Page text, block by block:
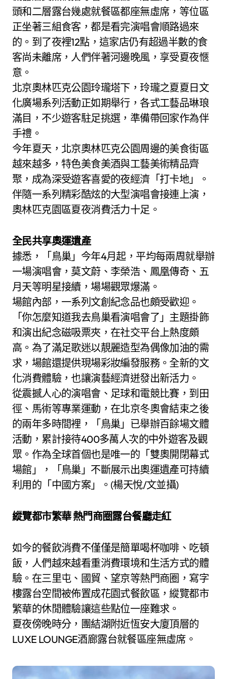
頭和二層露台幾處就餐區都座無虛席，等位區
正坐著三組食客，都是看完演唱會順路過來
的。到了夜裡12點，這家店仍有超過半數的食
客尚未離席，人們伴著河邊晚風，享受夏夜愜
意。
北京奧林匹克公園玲瓏塔下，玲瓏之夏夏日文
化廣場系列活動正如期舉行，各式工藝品琳琅
滿目，不少遊客駐足挑選，準備帶回家作為伴
手禮。
今年夏天，北京奧林匹克公園周邊的美食街區
越來越多，特色美食美酒與工藝美術精品齊
聚，成為深受遊客喜愛的夜經濟「打卡地」。
伴隨一系列精彩酷炫的大型演唱會接連上演，
奧林匹克園區夏夜消費活力十足。
全民共享奧運遺產
據悉，「鳥巢」今年4月起，平均每兩周就舉辦
一場演唱會，莫文蔚、李榮浩、鳳凰傳奇、五
月天等明星接續，場場觀眾爆滿。
場館內部，一系列文創紀念品也頗受歡迎。
「你怎麼知道我去鳥巢看演唱會了」主題掛飾
和演出紀念磁吸票夾，在社交平台上熱度頗
高。為了滿足歌迷以靚麗造型為偶像加油的需
求，場館還提供現場彩妝編發服務。全新的文
化消費體驗，也讓演藝經濟迸發出新活力。
從震撼人心的演唱會、足球和電競比賽，到田
徑、馬術等專業運動，在北京冬奧會結束之後
的兩年多時間裡，「鳥巢」已舉辦百餘場文體
活動，累計接待400多萬人次的中外遊客及觀
眾。作為全球首個也是唯一的「雙奧開閉幕式
場館」，「鳥巢」不斷展示出奧運遺產可持續
利用的「中國方案」。(楊天悅/文並攝)
縱覽都市繁華 熱門商圈露台餐廳走紅
如今的餐飲消費不僅僅是簡單喝杯咖啡、吃頓
飯，人們越來越看重消費環境和生活方式的體
驗。在三里屯、國貿、望京等熱門商圈，寫字
樓露台空間被佈置成花園式餐飲區，縱覽都市
繁華的休閒體驗讓這些點位一座難求。
夏夜傍晚時分，團結湖附近恆安大廈頂層的
LUXE LOUNGE酒廊露台就餐區座無虛席。